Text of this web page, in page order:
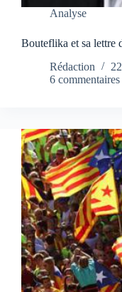
Analyse
Bouteflika et sa lettre
Rédaction
6 commentaires